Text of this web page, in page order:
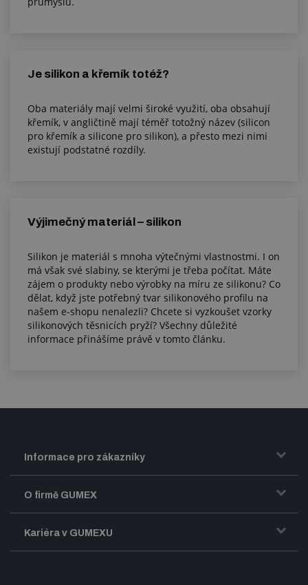
Je silikon a křemík totéž?
Oba materiály mají velmi široké využití, oba obsahují
křemík, v angličtině mají téměř totožný název (silicon
pro křemík a silicone pro silikon), a přesto mezi nimi
existují podstatné rozdíly.
Výjimečný materiál – silikon
Silikon je materiál s mnoha výtečnými vlastnostmi. I on
má však své slabiny, se kterými je třeba počítat. Máte
zájem o produkty nebo výrobky na míru ze silikonu? Co
dělat, když jste potřebný tvar silikonového profilu na
našem e-shopu nenalezli? Chcete si vyzkoušet vzorky
silikonových těsnicích pryží? Všechny důležité
informace přinášíme právě v tomto článku.
Informace pro zákazníky
Doprava a zasílání zboží
Obchodní podmínky
O firmě GUMEX
Představení firmy GUMEX
Kariéra v GUMEXU